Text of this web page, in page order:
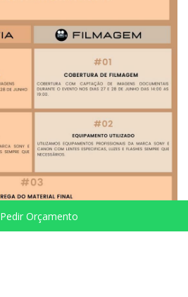
Pedir Orçamento